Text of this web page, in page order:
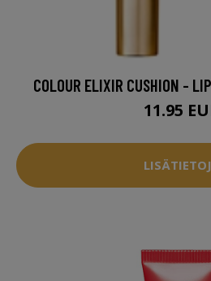
COLOUR ELIXIR CUSHION -
11.95